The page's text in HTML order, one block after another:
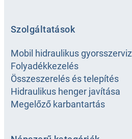
Szolgáltatások
Mobil hidraulikus gyorsszerviz
Folyadékkezelés
Összeszerelés és telepítés
Hidraulikus henger javítása
Megelőző karbantartás